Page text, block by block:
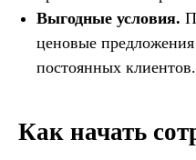
Выгодные условия.
ценовые
постоянных клиентов.
Как начать